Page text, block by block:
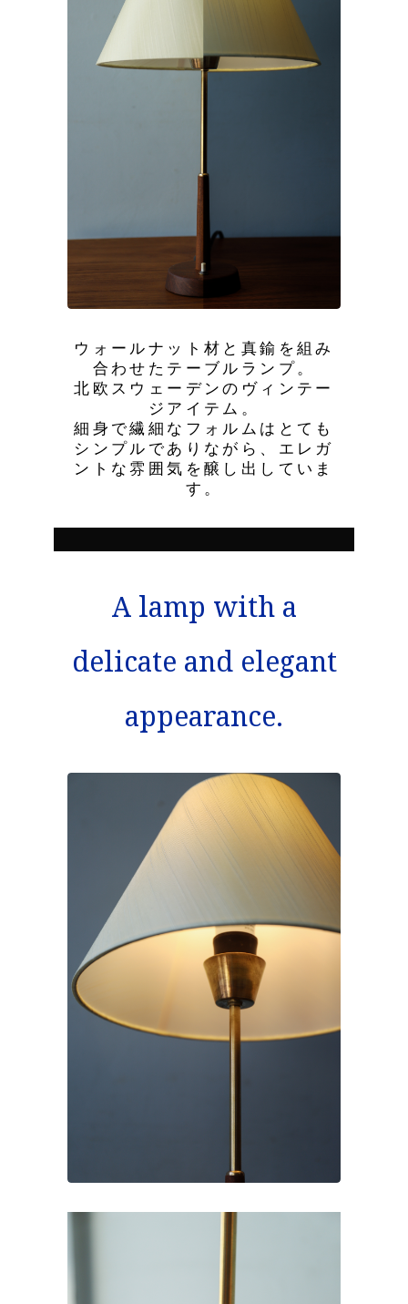
ウォールナット材と真鍮を組み
合わせたテーブルランプ。
北欧スウェーデンのヴィンテー
ジアイテム。
細身で繊細なフォルムはとても
シンプルでありながら、エレガ
ントな雰囲気を醸し出していま
す。
A lamp with a
delicate and elegant
appearance.